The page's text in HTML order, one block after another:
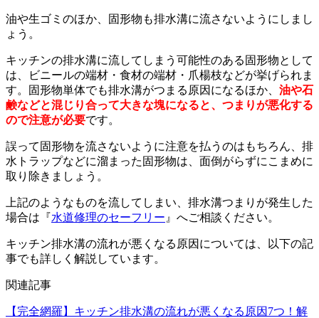
油や生ゴミのほか、固形物も排水溝に流さないようにしまし
ょう。
キッチンの排水溝に流してしまう可能性のある固形物として
は、ビニールの端材・食材の端材・爪楊枝などが挙げられま
す。固形物単体でも排水溝がつまる原因になるほか、 油や石
鹸などと混じり合って大きな塊になると、つまりが悪化する
ので注意が必要です。
誤って固形物を流さないように注意を払うのはもちろん、排
水トラップなどに溜まった固形物は、面倒がらずにこまめに
取り除きましょう。
上記のようなものを流してしまい、排水溝つまりが発生した
場合は『水道修理のセーフリー 』へご相談ください。
キッチン排水溝の流れが悪くなる原因については、以下の記
事でも詳しく解説しています。
関連記事
【完全網羅】キッチン排水溝の流れが悪くなる原因7つ！解